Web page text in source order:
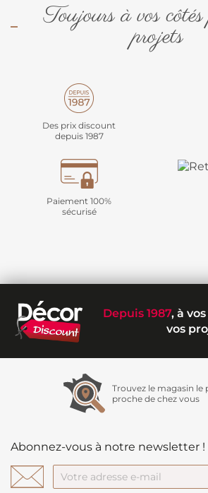
Toujours à vos
projets
Des prix discount
depuis 1987
Paiement 100%
sécurisé
Depuis 1987, à
vos
Trouvez le magasin le
proche de chez vous
Abonnez-vous à notre newsletter !